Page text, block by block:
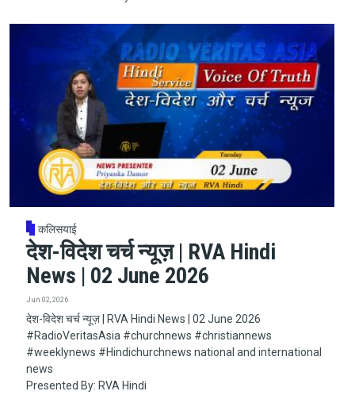
कलिसयाई
देश-विदेश चर्च न्यूज़ | RVA Hindi
News | 02 June 2026
Jun 02, 2026
देश-विदेश चर्च न्यूज़ | RVA Hindi News | 02 June 2026
#RadioVeritasAsia​​​​​ #churchnews​​​​​ #christiannews​​​​​
#weeklynews​ #Hindichurchnews national and international
news
Presented By: RVA Hindi